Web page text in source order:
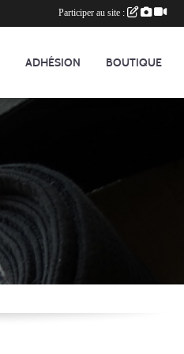
ADHÉSION BOUTIQUE
Participer au site :